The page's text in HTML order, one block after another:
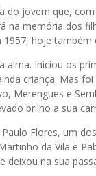
do jovem que,
na memória dos
1957, hoje também
Iniciou os
criança. Mas
Merengues e
brilho a sua
Flores, um
da Vila e
deixou na sua